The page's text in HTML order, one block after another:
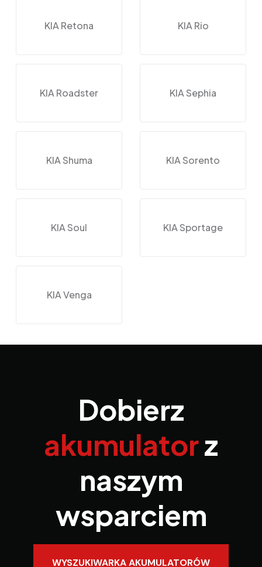
KIA Retona KIA Rio
KIA Roadster KIA Sephia
KIA Shuma KIA Sorento
KIA Soul KIA Sportage
KIA Venga
Dobierz
akumulatorz
naszym
wsparciem
WYSZUKIWARKA AKUMULATORÓW